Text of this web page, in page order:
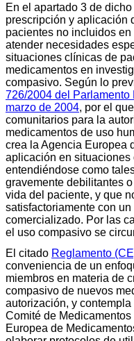
En el apartado 3 de
prescripción y aplicación
pacientes no incluidos
atender necesidades
situaciones clínicas de
medicamentos en
compasivo. Según lo
726/2004 del
marzo de 2004, por el
comunitarios para la
medicamentos de uso
crea la Agencia Europea
aplicación en
entendiéndose como
gravemente debilitantes
vida del paciente, y que
satisfactoriamente con
comercializado. Por las
el uso compasivo se
El citado Reglamento
conveniencia de un
miembros en materia de
compasivo de nuevos
autorización, y
Comité de
Europea de